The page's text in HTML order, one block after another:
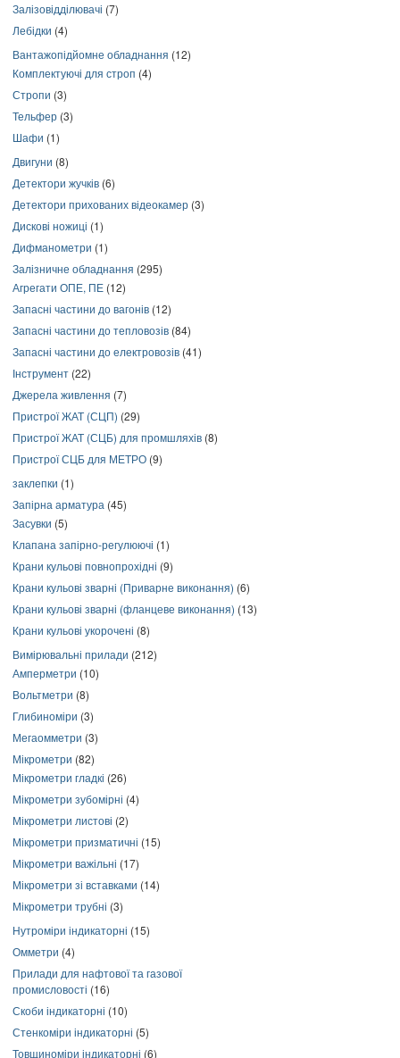
Залізовідділювачі (7)
Лебідки (4)
Вантажопідйомне обладнання (12)
Комплектуючі для строп (4)
Стропи (3)
Тельфер (3)
Шафи (1)
Двигуни (8)
Детектори жучків (6)
Детектори прихованих відеокамер (3)
Дискові ножиці (1)
Дифманометри (1)
Залізничне обладнання (295)
Агрегати ОПЕ, ПЕ (12)
Запасні частини до вагонів (12)
Запасні частини до тепловозів (84)
Запасні частини до електровозів (41)
Інструмент (22)
Джерела живлення (7)
Пристрої ЖАТ (СЦП) (29)
Пристрої ЖАТ (СЦБ) для промшляхів (8)
Пристрої СЦБ для МЕТРО (9)
заклепки (1)
Запірна арматура (45)
Засувки (5)
Клапана запірно-регулюючі (1)
Крани кульові повнопрохідні (9)
Крани кульові зварні (Приварне виконання) (6)
Крани кульові зварні (фланцеве виконання) (13)
Крани кульові укорочені (8)
Вимірювальні прилади (212)
Амперметри (10)
Вольтметри (8)
Глибиноміри (3)
Мегаомметри (3)
Мікрометри (82)
Мікрометри гладкі (26)
Мікрометри зубомірні (4)
Мікрометри листові (2)
Мікрометри призматичні (15)
Мікрометри важільні (17)
Мікрометри зі вставками (14)
Мікрометри трубні (3)
Нутроміри індикаторні (15)
Омметри (4)
Прилади для нафтової та газової
промисловості (16)
Скоби індикаторні (10)
Стенкоміри індикаторні (5)
Товщиноміри індикаторні (6)